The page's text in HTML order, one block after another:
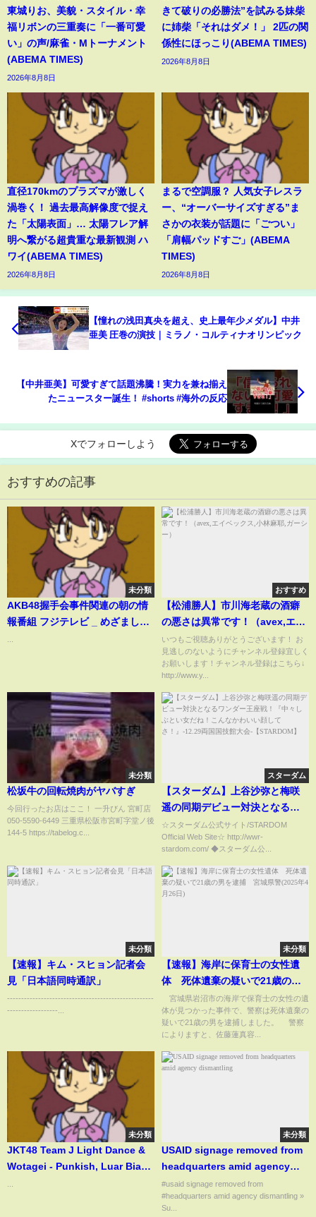
東城りお、美貌・スタイル・幸
福リボンの三重奏に「一番可愛
い」の声/麻雀・Mトーナメント
(ABEMA TIMES)
2026年8月8日
きて破りの必勝法”を試みる妹柴
に姉柴「それはダメ！」 2匹の関
係性にほっこり(ABEMA TIMES)
2026年8月8日
直径170kmのプラズマが激しく
渦巻く！ 過去最高解像度で捉え
た「太陽表面」… 太陽フレア解
明へ繋がる超貴重な最新観測 ハ
ワイ(ABEMA TIMES)
2026年8月8日
まるで空調服？ 人気女子レスラ
ー、“オーバーサイズすぎる”ま
さかの衣装が話題に「ごつい」
「肩幅パッドすご」(ABEMA
TIMES)
2026年8月8日
【憧れの浅田真央を超え、史上最年少メダル】中井
亜美 圧巻の演技｜ミラノ・コルティナオリンピック
【中井亜美】可愛すぎて話題沸騰！実力を兼ね揃え
たニュースター誕生！ #shorts #海外の反応
Xでフォローしよう
おすすめの記事
未分類
AKB48握手会事件関連の朝の情
報番組 フジテレビ _ めざましテ
おすすめ
【松浦勝人】市川海老蔵の酒癖
の悪さは異常です！（avex,エイ
ベックス,小林麻耶,ガーシー）
いつもご視聴ありがとうございます！ お
見逃しのないようにチャンネル登録宜しく
お願いします！チャンネル登録はこちら↓
http://www.y...
未分類
松坂牛の回転焼肉がヤバすぎ
今回行ったお店はここ！ 一升びん 宮町店
050-5590-6449 三重県松阪市宮町字堂ノ後
144-5 https://tabelog.c...
スターダム
【スターダム】上谷沙弥と梅咲
遥の同期デビュー対決となるワ
ンダー王座戦！『中々しぶとい
女だね！こんなかわいい顔して
さ！』-12.29両国国技館大会-
【STARDOM】
☆スターダム公式サイト/STARDOM
Official Web Site☆ http://wwr-
stardom.com/ ◆スターダム公...
未分類
【速報】キム・スヒョン記者会
見「日本語同時通訳」
----------------------------------------------------
------------------...
未分類
【速報】海岸に保育士の女性遺
体 死体遺棄の疑いで21歳の男
を逮捕 宮城県警(2025年4月26
日)
宮城県岩沼市の海岸で保育士の女性の遺
体が見つかった事件で、警察は死体遺棄の
疑いで21歳の男を逮捕しました。 警察
によりますと、佐藤蓮真容...
未分類
JKT48 Team J Light Dance &
Wotagei - Punkish, Luar Biasa
未分類
USAID signage removed from
headquarters amid agency
dismantling
#usaid signage removed from
#headquarters amid agency dismantling »
Su...